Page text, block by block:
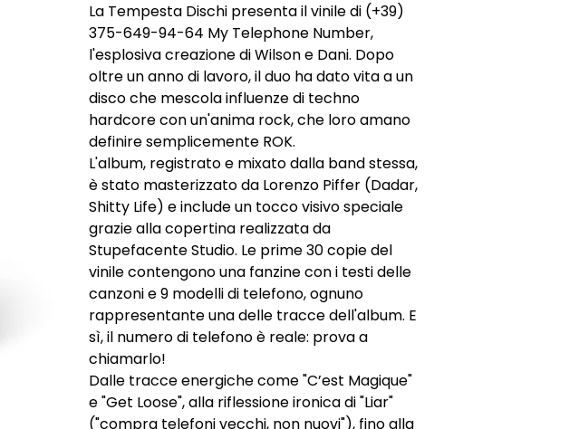
La Tempesta Dischi presenta il vinile di (+39)
375-649-94-64 My Telephone Number,
l'esplosiva creazione di Wilson e Dani. Dopo
oltre un anno di lavoro, il duo ha dato vita a un
disco che mescola influenze di techno
hardcore con un'anima rock, che loro amano
definire semplicemente ROK.
L'album, registrato e mixato dalla band stessa,
è stato masterizzato da Lorenzo Piffer (Dadar,
Shitty Life) e include un tocco visivo speciale
grazie alla copertina realizzata da
Stupefacente Studio. Le prime 30 copie del
vinile contengono una fanzine con i testi delle
canzoni e 9 modelli di telefono, ognuno
rappresentante una delle tracce dell'album. E
sì, il numero di telefono è reale: prova a
chiamarlo!
Dalle tracce energiche come "C’est Magique"
e "Get Loose", alla riflessione ironica di "Liar"
("compra telefoni vecchi, non nuovi"), fino alla